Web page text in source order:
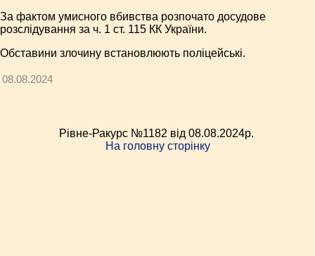
За фактом умисного вбивства розпочато досудове
розслідування за ч. 1 ст. 115 КК України.
Обставини злочину встановлюють поліцейські.
08.08.2024
Рівне-Ракурс №1182 від 08.08.2024p.
На головну сторінку